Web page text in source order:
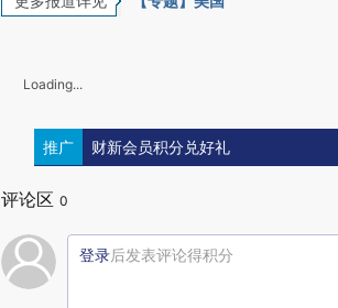
Loading...
推广 财新会员积分兑好礼
评论区 0
登录后发表评论得积分